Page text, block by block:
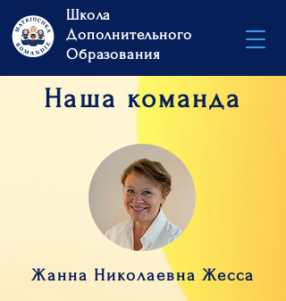
Школа
Дополнительного
Образования
Наша команда
Жанна Николаевна Жесса